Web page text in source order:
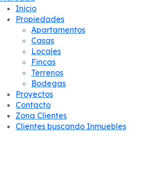
Inicio
Propiedades
Apartamentos
Casas
Locales
Fincas
Terrenos
Bodegas
Proyectos
Contacto
Zona Clientes
Clientes buscando Inmuebles